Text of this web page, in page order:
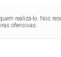
realizá-lo. Nos
ofensivas.